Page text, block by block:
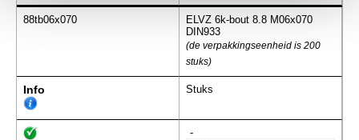
88tb06x070
ELVZ 6k-bout 8.8 M06x070
DIN933
(de verpakkingseenheid is 200
stuks)
Info Stuks
-